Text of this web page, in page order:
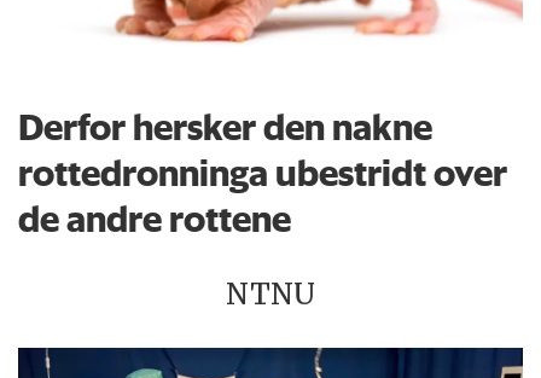
Derfor hersker den nakne
rottedronninga ubestridt over
de andre rottene
NTNU